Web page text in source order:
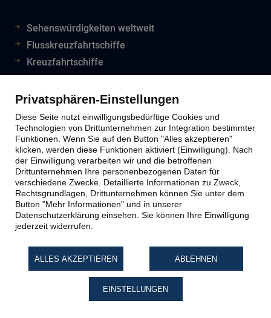
Sehenswürdigkeiten weltweit
Flusskreuzfahrtschiffe
Kreuzfahrtschiffe
Reiseinfos Auswertiges Amt
Lion Tours Reise Blog
Lion Tours Kontakt
Kontaktinfos
Unternehmen
Reiseabwicklung
Impressum
Datenschutz
Widerruf Reiseversicherung
Privatsphären-Einstellungen
Diese Seite nutzt einwilligungsbedürftige Cookies und
Technologien von Drittunternehmen zur Integration bestimmter
Funktionen. Wenn Sie auf den Button "Alles akzeptieren"
klicken, werden diese Funktionen aktiviert (Einwilligung). Nach
der Einwilligung verarbeiten wir und die betroffenen
Drittunternehmen Ihre personenbezogenen Daten für
verschiedene Zwecke. Detaillierte Informationen zu Zweck,
Rechtsgrundlagen, Drittunternehmen können Sie unter dem
Button "Mehr Informationen" und in unserer
Datenschutzerklärung einsehen. Sie können Ihre Einwilligung
jederzeit widerrufen.
ALLES AKZEPTIEREN ABLEHNEN
EINSTELLUNGEN